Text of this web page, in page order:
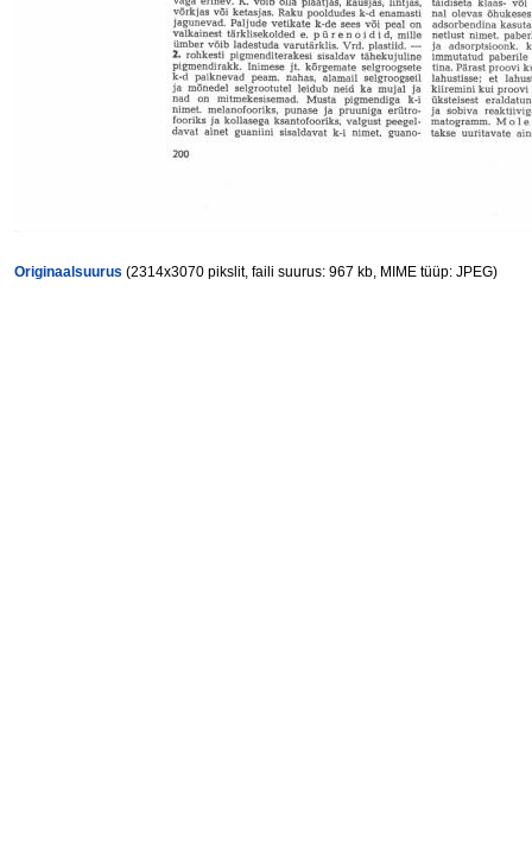
Originaalsuurus (2314x3070 pikslit, faili suurus: 967 kb, MIME tüüp: JPEG)